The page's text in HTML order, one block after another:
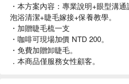
・本方案內容：專業說明+眼型溝
泡浴清潔+睫毛嫁接+保養教學。
・加贈睫毛梳一支
・咖啡可現場加價 NTD 200。
・免費加贈卸睫毛。
．本商品僅服務女性顧客。